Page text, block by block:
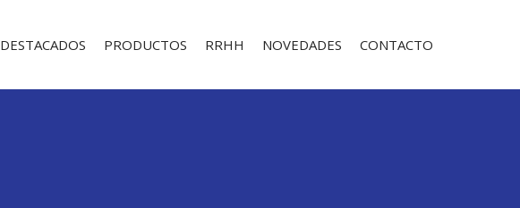
DESTACADOS PRODUCTOS RRHH NOVEDADES CONTACTO